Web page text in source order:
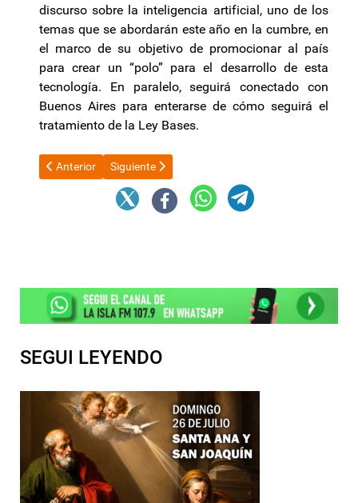
discurso sobre la inteligencia artificial, uno de los
temas que se abordarán este año en la cumbre, en
el marco de su objetivo de promocionar al país
para crear un “polo” para el desarrollo de esta
tecnología. En paralelo, seguirá conectado con
Buenos Aires para enterarse de cómo seguirá el
tratamiento de la Ley Bases.
Artículo anterior: Inflación, reservas, cambios en el gabinete:
Anterior Artículo siguiente: Senado: el Gobierno no
Siguiente
SEGUI LEYENDO